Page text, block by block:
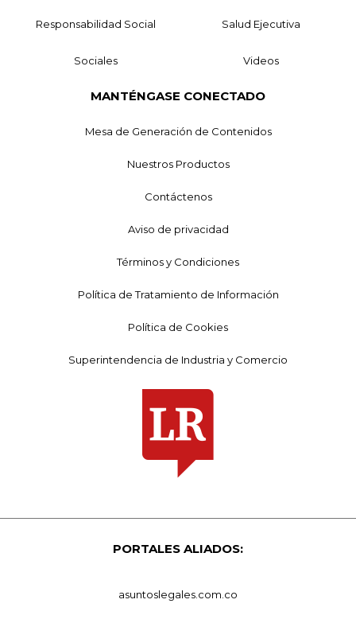
Responsabilidad Social Salud Ejecutiva
Sociales Videos
MANTÉNGASE CONECTADO
Mesa de Generación de Contenidos
Nuestros Productos
Contáctenos
Aviso de privacidad
Términos y Condiciones
Política de Tratamiento de Información
Política de Cookies
Superintendencia de Industria y Comercio
PORTALES ALIADOS:
asuntoslegales.com.co